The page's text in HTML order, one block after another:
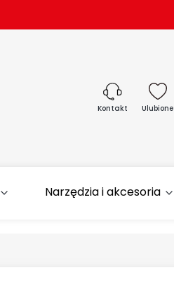
Kontakt Ulubione
Narzędzia i akcesoria